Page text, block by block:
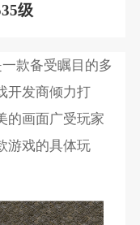
级
一款备受瞩目的多
开发商倾力打
的画面广受玩家
游戏的具体玩